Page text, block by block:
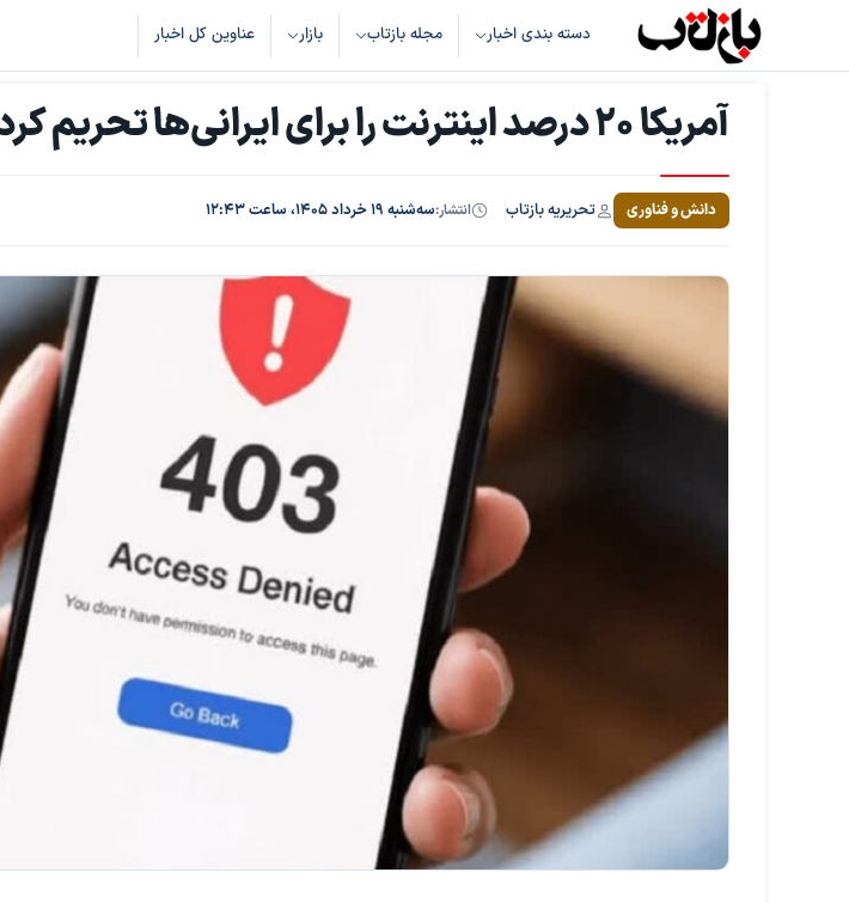
دسته بندی اخبار مجله بازتاب بازار عناوین کل اخبار
آمریکا ۲۰ درصد اینترنت را برای ایرانی‌ها تحریم کرده است
دانش و فناوری تحریریه بازتاب انتشار:سه‌شنبه ۱۹ خرداد ۱۴۰۵، ساعت ۱۲:۴۳